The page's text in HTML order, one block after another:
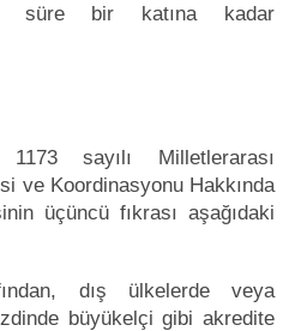
süre bir katına kadar
sayılı Milletlerarası
ve Koordinasyonu Hakkında
üçüncü fıkrası aşağıdaki
dış ülkelerde veya
büyükelçi gibi akredite